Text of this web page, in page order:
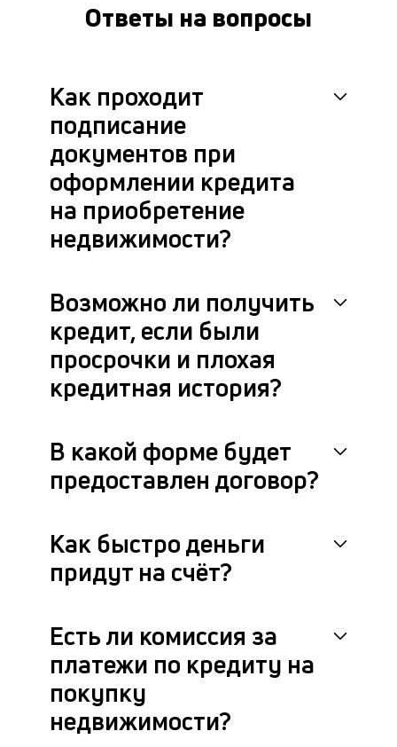
Ответы на вопросы
Как проходит
подписание
документов при
оформлении кредита
на приобретение
недвижимости?
Возможно ли получить
кредит, если были
просрочки и плохая
кредитная история?
В какой форме будет
предоставлен договор?
Как быстро деньги
придут на счёт?
Есть ли комиссия за
платежи по кредиту на
покупку
недвижимости?